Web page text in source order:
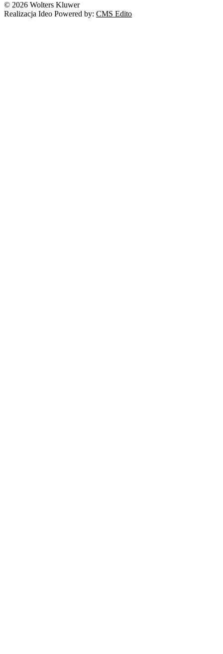
© 2026 Wolters Kluwer
Realizacja Ideo Powered by: CMS Edito